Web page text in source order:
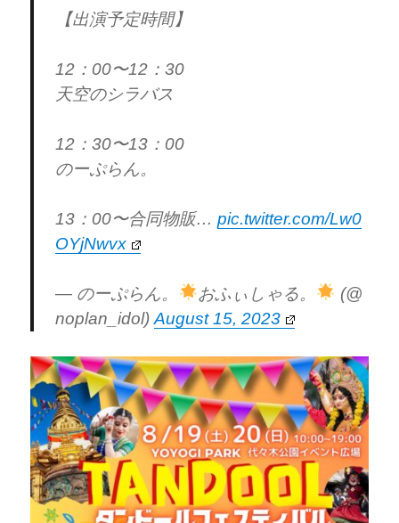
【出演予定時間】
12：00〜12：30
天空のシラバス
12：30〜13：00
のーぷらん。
13：00〜合同物販…pic.twitter.com/Lw0
OYjNwvx
— のーぷらん。 おふぃしゃる。
(@
noplan_idol)August 15, 2023